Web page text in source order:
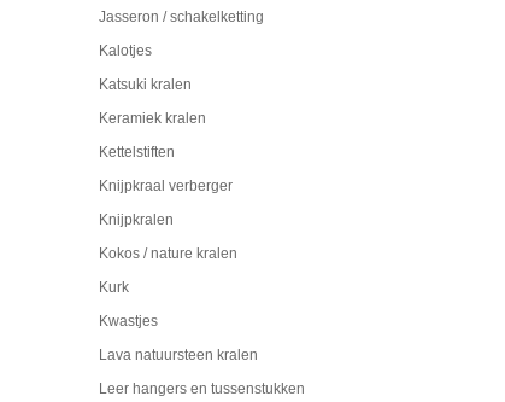
Jasseron / schakelketting
Kalotjes
Katsuki kralen
Keramiek kralen
Kettelstiften
Knijpkraal verberger
Knijpkralen
Kokos / nature kralen
Kurk
Kwastjes
Lava natuursteen kralen
Leer hangers en tussenstukken